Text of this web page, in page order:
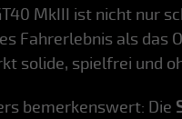
MkIII ist nicht nur
Fahrerlebnis als das
solide, spielfrei und
bemerkenswert: Die